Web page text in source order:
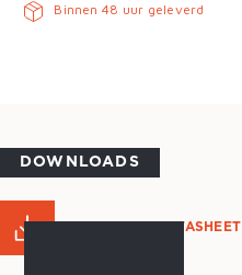
Binnen 48 uur geleverd
DOWNLOADS
PRODUCT DATASHEET